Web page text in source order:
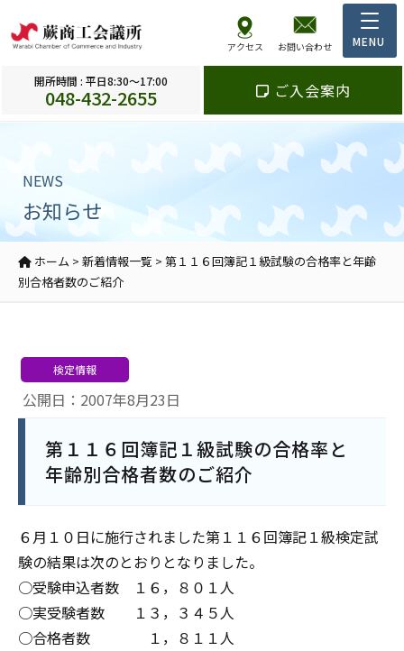
アクセス お問い合わせ
開所時間 : 平日8:30～17:00
048-432-2655 ご入会案内
NEWS
お知らせ
ホーム > 新着情報一覧 > 第１１６回簿記１級試験の合格率と年齢
別合格者数のご紹介
公開日：2007年8月23日
検定情報
第１１６回簿記１級試験の合格率と
年齢別合格者数のご紹介
６月１０日に施行されました第１１６回簿記１級検定試
験の結果は次のとおりとなりました。
○受験申込者数 １６，８０１人
○実受験者数 １３，３４５人
○合格者数 １，８１１人